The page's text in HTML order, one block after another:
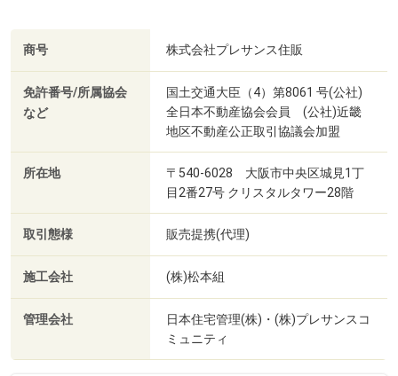
てんしば(徒歩17分・約1310m)
商号 株式会社プレサンス住販
免許番号/所属協会
など
国土交通大臣（4）第8061 号(公社)
全日本不動産協会会員 (公社)近畿
地区不動産公正取引協議会加盟
所在地
〒540-6028 大阪市中央区城見1丁
目2番27号 クリスタルタワー28階
取引態様 販売提携(代理)
施工会社 (株)松本組
管理会社
日本住宅管理(株)・(株)プレサンスコ
ミュニティ